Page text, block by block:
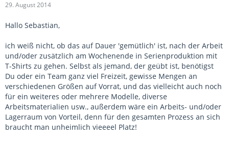
29. August 2014
Hallo Sebastian,
ich weiß nicht, ob das auf Dauer 'gemütlich' ist, nach der Arbeit
und/oder zusätzlich am Wochenende in Serienproduktion mit
T-Shirts zu gehen. Selbst als jemand, der geübt ist, benötigst
Du oder ein Team ganz viel Freizeit, gewisse Mengen an
verschiedenen Größen auf Vorrat, und das vielleicht auch noch
für ein weiteres oder mehrere Modelle, diverse
Arbeitsmaterialien usw., außerdem wäre ein Arbeits- und/oder
Lagerraum von Vorteil, denn für den gesamten Prozess an sich
braucht man unheimlich vieeeel Platz!